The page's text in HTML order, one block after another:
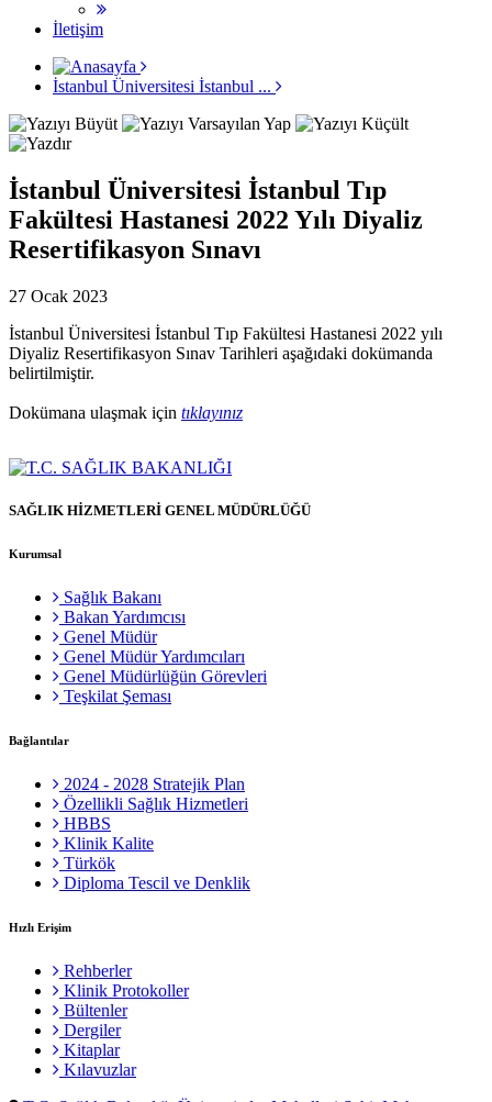
İletişim
İstanbul Üniversitesi İstanbul ...
İstanbul Üniversitesi İstanbul Tıp
Fakültesi Hastanesi 2022 Yılı Diyaliz
Resertifikasyon Sınavı
27 Ocak 2023
İstanbul Üniversitesi İstanbul Tıp Fakültesi Hastanesi 2022 yılı
Diyaliz Resertifikasyon Sınav Tarihleri aşağıdaki dokümanda
belirtilmiştir.
Dokümana ulaşmak için tıklayınız
SAĞLIK HİZMETLERİ GENEL MÜDÜRLÜĞÜ
Kurumsal
Sağlık Bakanı
Bakan Yardımcısı
Genel Müdür
Genel Müdür Yardımcıları
Genel Müdürlüğün Görevleri
Teşkilat Şeması
Bağlantılar
2024 - 2028 Stratejik Plan
Özellikli Sağlık Hizmetleri
HBBS
Klinik Kalite
Türkök
Diploma Tescil ve Denklik
Hızlı Erişim
Rehberler
Klinik Protokoller
Bültenler
Dergiler
Kitaplar
Kılavuzlar